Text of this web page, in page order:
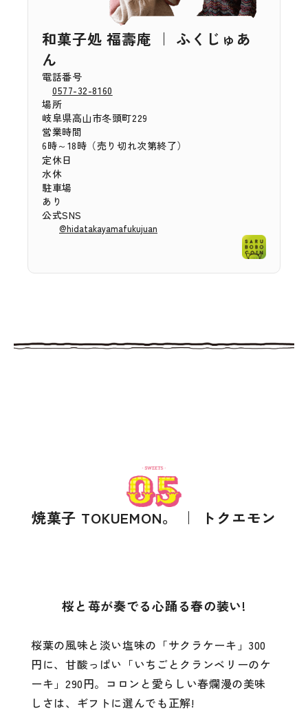
和菓子処 福壽庵 ｜ ふくじゅあ
ん
電話番号
0577-32-8160
場所
岐阜県高山市冬頭町229
営業時間
6時～18時（売り切れ次第終了）
定休日
水休
駐車場
あり
公式SNS
@hidatakayamafukujuan
焼菓子 TOKUEMON。 ｜ トクエモン
桜と苺が奏でる心踊る春の装い!
桜葉の風味と淡い塩味の「サクラケーキ」300
円に、甘酸っぱい「いちごとクランベリーのケ
ーキ」290円。コロンと愛らしい春爛漫の美味
しさは、ギフトに選んでも正解!